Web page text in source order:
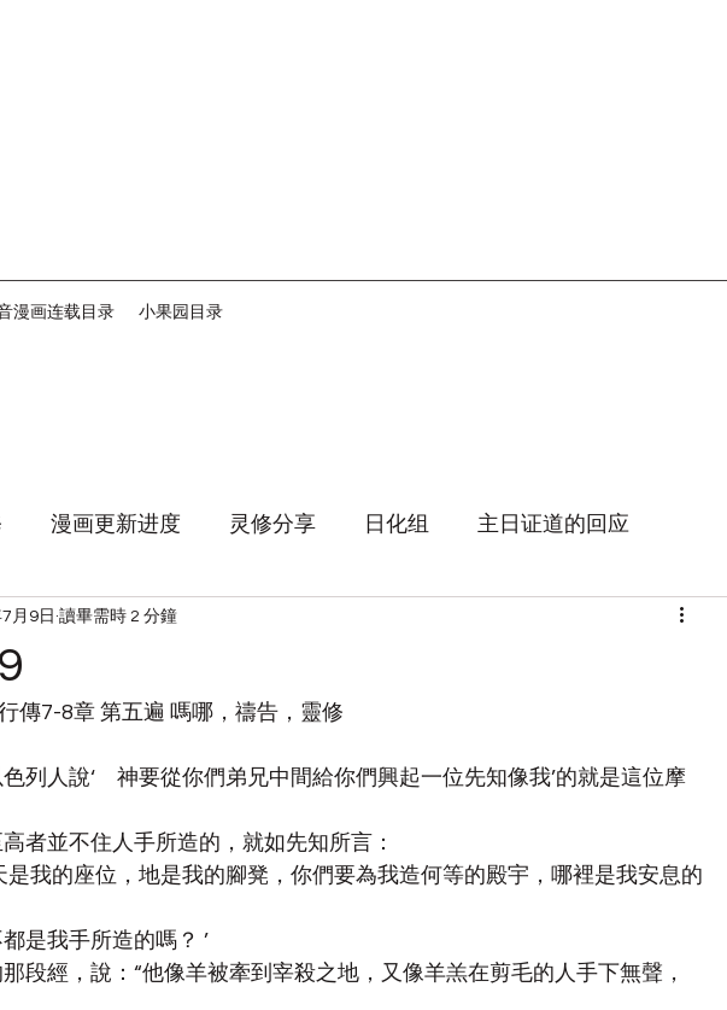
漫画连载目录 小果园目录
漫画更新进度 灵修分享 日化组 主日证道的回应
读经 宋典的日常
月9日 讀畢需時 2 分鐘
傳7-8章 第五遍 嗎哪，禱告，靈修
色列人說‘　神要從你們弟兄中間給你們興起一位先知像我’的就是這位摩
高者並不住人手所造的，就如先知所言：
是我的座位，地是我的腳凳，你們要為我造何等的殿宇，哪裡是我安息的
是我手所造的嗎？ ’
那段經，說：“他像羊被牽到宰殺之地，又像羊羔在剪毛的人手下無聲，